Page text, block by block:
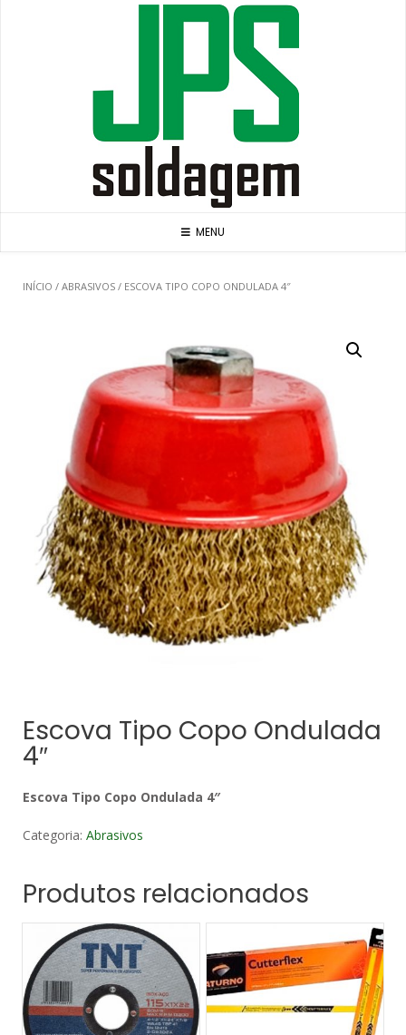
MENU
INÍCIO / ABRASIVOS / ESCOVA TIPO COPO ONDULADA 4″
Escova Tipo Copo Ondulada
4″
Escova Tipo Copo Ondulada 4″
Categoria: Abrasivos
Produtos relacionados